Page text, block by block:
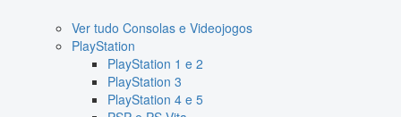
Ver tudo Consolas e Videojogos
PlayStation
PlayStation 1 e 2
PlayStation 3
PlayStation 4 e 5